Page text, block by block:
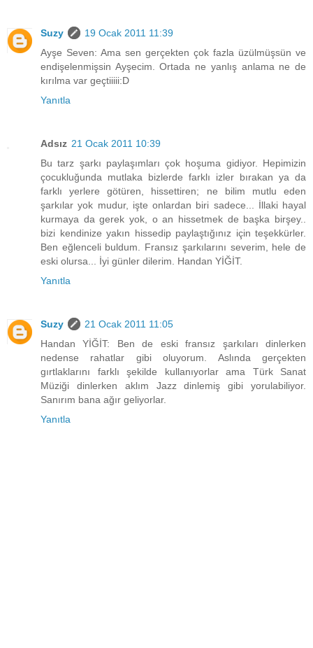
Suzy
19 Ocak 2011 11:39
Ayşe Seven: Ama sen gerçekten çok fazla üzülmüşsün ve
endişelenmişsin Ayşecim. Ortada ne yanlış anlama ne de
kırılma var geçtiiiii:D
Yanıtla
Adsız 21 Ocak 2011 10:39
Bu tarz şarkı paylaşımları çok hoşuma gidiyor. Hepimizin
çocukluğunda mutlaka bizlerde farklı izler bırakan ya da
farklı yerlere götüren, hissettiren; ne bilim mutlu eden
şarkılar yok mudur, işte onlardan biri sadece... İllaki hayal
kurmaya da gerek yok, o an hissetmek de başka birşey..
bizi kendinize yakın hissedip paylaştığınız için teşekkürler.
Ben eğlenceli buldum. Fransız şarkılarını severim, hele de
eski olursa... İyi günler dilerim. Handan YİĞİT.
Yanıtla
Suzy
21 Ocak 2011 11:05
Handan YİĞİT: Ben de eski fransız şarkıları dinlerken
nedense rahatlar gibi oluyorum. Aslında gerçekten
gırtlaklarını farklı şekilde kullanıyorlar ama Türk Sanat
Müziği dinlerken aklım Jazz dinlemiş gibi yorulabiliyor.
Sanırım bana ağır geliyorlar.
Yanıtla